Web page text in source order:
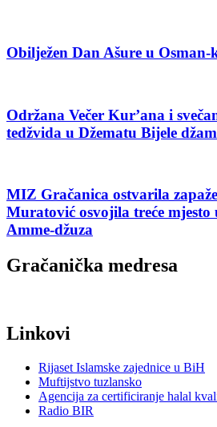
Obilježen Dan Ašure u Osman-
Održana Večer Kur’ana i
tedžvida u Džematu Bijele
MIZ Gračanica ostvarila
Muratović osvojila treće
Amme-džuza
Gračanička medresa
Linkovi
Rijaset Islamske zajednice u BiH
Muftijstvo tuzlansko
Agencija za certificiranje halal
Radio BIR